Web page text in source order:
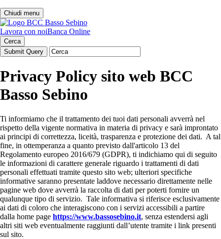
Chiudi menu
Lavora con noiBanca Online
Cerca
Privacy Policy sito web BCC
Basso Sebino
Ti informiamo che il trattamento dei tuoi dati personali avverrà nel
rispetto della vigente normativa in materia di privacy e sarà improntato
ai principi di correttezza, liceità, trasparenza e protezione dei dati. A tal
fine, in ottemperanza a quanto previsto dall'articolo 13 del
Regolamento europeo 2016/679 (GDPR), ti indichiamo qui di seguito
le informazioni di carattere generale riguardo i trattamenti di dati
personali effettuati tramite questo sito web; ulteriori specifiche
informative saranno presentate laddove necessario direttamente nelle
pagine web dove avverrà la raccolta di dati per poterti fornire un
qualunque tipo di servizio. Tale informativa si riferisce esclusivamente
ai dati di coloro che interagiscono con i servizi accessibili a partire
dalla home page https://www.bassosebino.it, senza estendersi agli
altri siti web eventualmente raggiunti dall’utente tramite i link presenti
sul sito.